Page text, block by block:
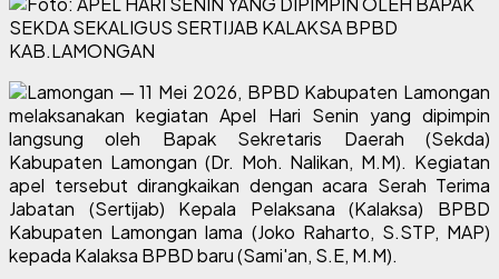
Lamongan — 11 Mei 2026, BPBD Kabupaten Lamongan
melaksanakan kegiatan Apel Hari Senin yang dipimpin
langsung oleh Bapak Sekretaris Daerah (Sekda)
Kabupaten Lamongan (Dr. Moh. Nalikan, M.M). Kegiatan
apel tersebut dirangkaikan dengan acara Serah Terima
Jabatan (Sertijab) Kepala Pelaksana (Kalaksa) BPBD
Kabupaten Lamongan lama (Joko Raharto, S.STP, MAP)
kepada Kalaksa BPBD baru (Sami'an, S.E, M.M).